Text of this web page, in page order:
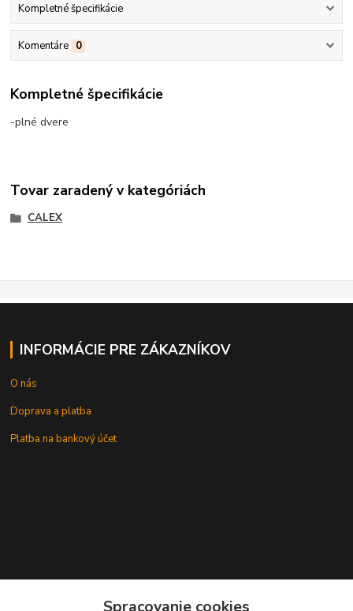
Kompletné špecifikácie
Komentáre 0
Kompletné špecifikácie
-plné dvere
Tovar zaradený v kategóriách
CALEX
INFORMÁCIE PRE ZÁKAZNÍKOV
O nás
Doprava a platba
Platba na bankový účet
Spracovanie cookies